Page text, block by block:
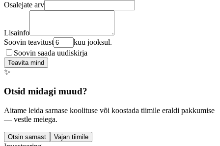
Osalejate arv
Lisainfo
Soovin teavitust
kuu jooksul.
Soovin saada uudiskirja
Teavita mind
✨
Otsid midagi muud?
Aitame leida sarnase koolituse või koostada tiimile eraldi pakkumise
— vestle meiega.
Otsin sarnast Vajan tiimile